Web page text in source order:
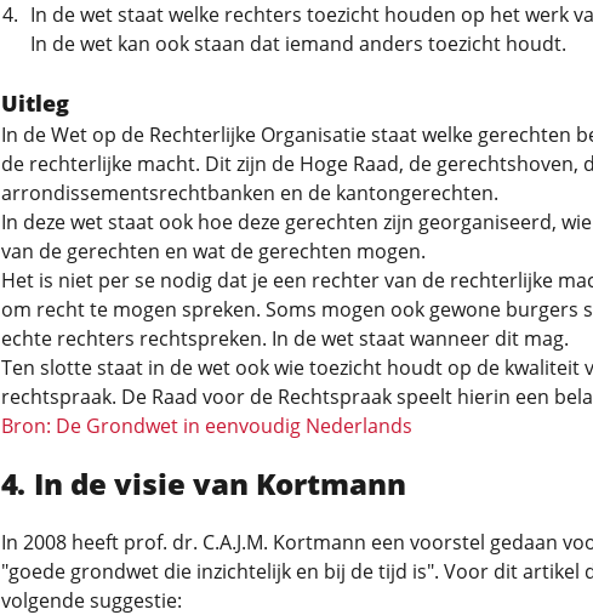
In de wet staat welke rechters toezicht houden op het werk
In de wet kan ook staan dat iemand anders toezicht houdt.
Uitleg
In de Wet op de Rechterlijke Organisatie staat welke gerechten
de rechterlijke macht. Dit zijn de Hoge Raad, de gerechtshoven,
arrondissementsrechtbanken en de kantongerechten.
In deze wet staat ook hoe deze gerechten zijn georganiseerd,
van de gerechten en wat de gerechten mogen.
Het is niet per se nodig dat je een rechter van de rechterlijke
om recht te mogen spreken. Soms mogen ook gewone burgers
echte rechters rechtspreken. In de wet staat wanneer dit mag.
Ten slotte staat in de wet ook wie toezicht houdt op de kwaliteit
rechtspraak. De Raad voor de Rechtspraak speelt hierin een
Bron: De Grondwet in eenvoudig Nederlands
In de visie van Kortmann
In 2008 heeft prof. dr. C.A.J.M. Kortmann een voorstel gedaan
"goede grondwet die inzichtelijk en bij de tijd is". Voor dit artikel
volgende suggestie: